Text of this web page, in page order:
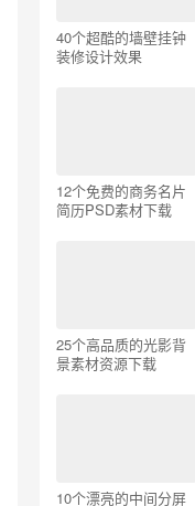
40个超酷的墙壁挂钟
装修设计效果
12个免费的商务名片
简历PSD素材下载
25个高品质的光影背
景素材资源下载
10个漂亮的中间分屏